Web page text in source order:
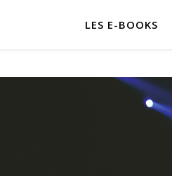
LES E-BOOKS